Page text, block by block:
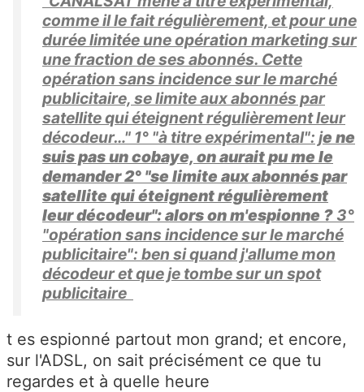
comme il le fait régulièrement, et pour une
durée limitée une opération marketing sur
une fraction de ses abonnés. Cette
opération sans incidence sur le marché
publicitaire, se limite aux abonnés par
satellite qui éteignent régulièrement leur
décodeur…" 1° "à titre expérimental": je ne
suis pas un cobaye, on aurait pu me le
demander 2° "se limite aux abonnés par
satellite qui éteignent régulièrement
leur décodeur": alors on m'espionne ? 3°
"opération sans incidence sur le marché
publicitaire": ben si quand j'allume mon
décodeur et que je tombe sur un spot
publicitaire
t es espionné partout mon grand; et encore,
sur l'ADSL, on sait précisément ce que tu
regardes et à quelle heure